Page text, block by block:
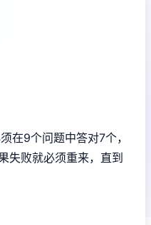
在9个问题中答对7个，
失败就必须重来，直到